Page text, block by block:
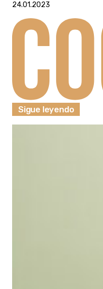
24.01.2023
Sigue leyendo